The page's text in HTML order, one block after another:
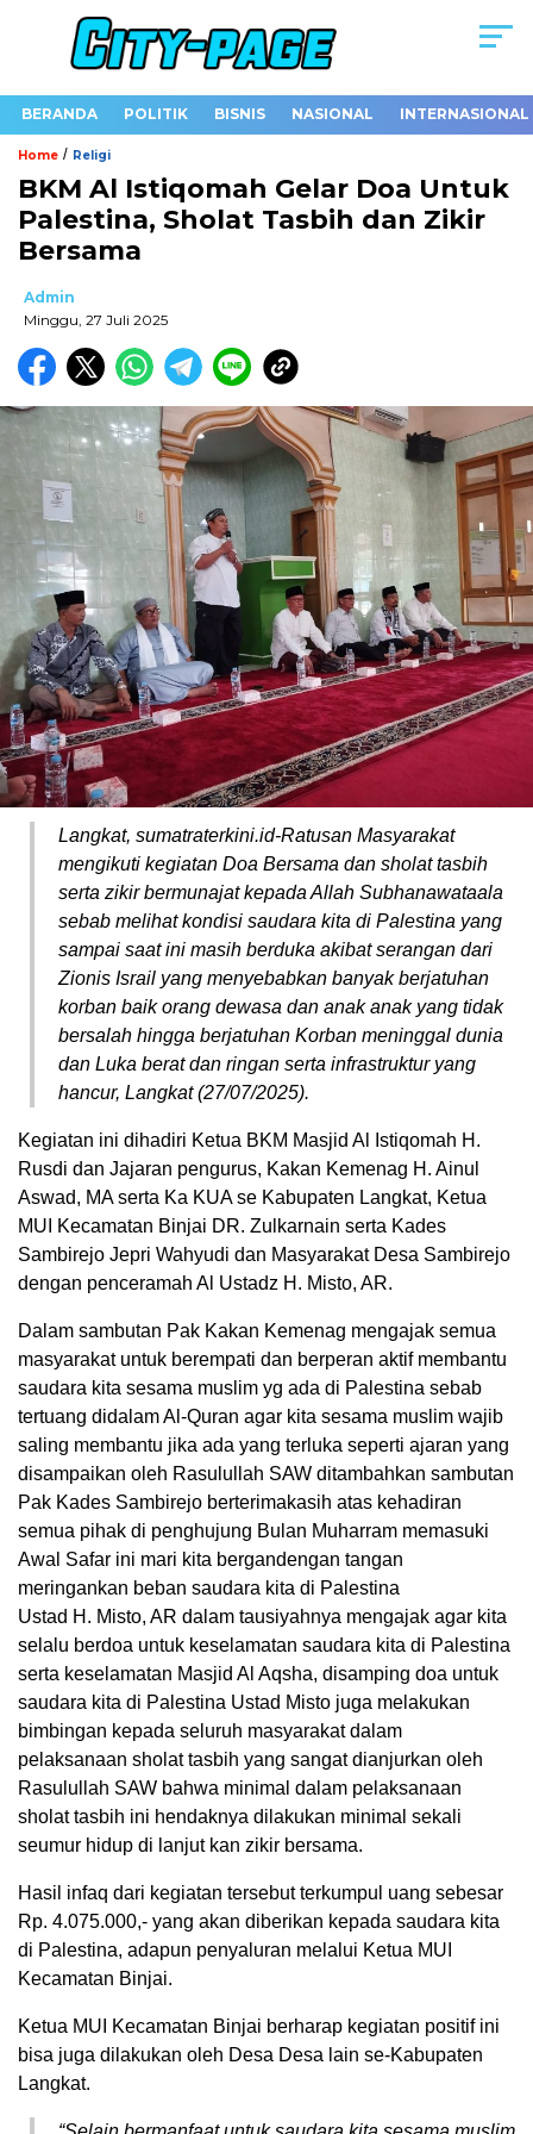
BERANDA POLITIK BISNIS NASIONAL INTERNASIONAL
Home / Religi
BKM Al Istiqomah Gelar Doa Untuk
Palestina, Sholat Tasbih dan Zikir
Bersama
Admin
Minggu, 27 Juli 2025
Langkat, sumatraterkini.id-Ratusan Masyarakat
mengikuti kegiatan Doa Bersama dan sholat tasbih
serta zikir bermunajat kepada Allah Subhanawataala
sebab melihat kondisi saudara kita di Palestina yang
sampai saat ini masih berduka akibat serangan dari
Zionis Israil yang menyebabkan banyak berjatuhan
korban baik orang dewasa dan anak anak yang tidak
bersalah hingga berjatuhan Korban meninggal dunia
dan Luka berat dan ringan serta infrastruktur yang
hancur, Langkat (27/07/2025).
Kegiatan ini dihadiri Ketua BKM Masjid Al Istiqomah H.
Rusdi dan Jajaran pengurus, Kakan Kemenag H. Ainul
Aswad, MA serta Ka KUA se Kabupaten Langkat, Ketua
MUI Kecamatan Binjai DR. Zulkarnain serta Kades
Sambirejo Jepri Wahyudi dan Masyarakat Desa Sambirejo
dengan penceramah Al Ustadz H. Misto, AR.
Dalam sambutan Pak Kakan Kemenag mengajak semua
masyarakat untuk berempati dan berperan aktif membantu
saudara kita sesama muslim yg ada di Palestina sebab
tertuang didalam Al-Quran agar kita sesama muslim wajib
saling membantu jika ada yang terluka seperti ajaran yang
disampaikan oleh Rasulullah SAW ditambahkan sambutan
Pak Kades Sambirejo berterimakasih atas kehadiran
semua pihak di penghujung Bulan Muharram memasuki
Awal Safar ini mari kita bergandengan tangan
meringankan beban saudara kita di Palestina
Ustad H. Misto, AR dalam tausiyahnya mengajak agar kita
selalu berdoa untuk keselamatan saudara kita di Palestina
serta keselamatan Masjid Al Aqsha, disamping doa untuk
saudara kita di Palestina Ustad Misto juga melakukan
bimbingan kepada seluruh masyarakat dalam
pelaksanaan sholat tasbih yang sangat dianjurkan oleh
Rasulullah SAW bahwa minimal dalam pelaksanaan
sholat tasbih ini hendaknya dilakukan minimal sekali
seumur hidup di lanjut kan zikir bersama.
Hasil infaq dari kegiatan tersebut terkumpul uang sebesar
Rp. 4.075.000,- yang akan diberikan kepada saudara kita
di Palestina, adapun penyaluran melalui Ketua MUI
Kecamatan Binjai.
Ketua MUI Kecamatan Binjai berharap kegiatan positif ini
bisa juga dilakukan oleh Desa Desa lain se-Kabupaten
Langkat.